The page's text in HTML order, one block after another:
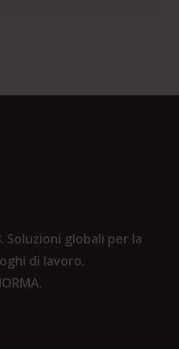
Soluzioni globali per la
di lavoro.